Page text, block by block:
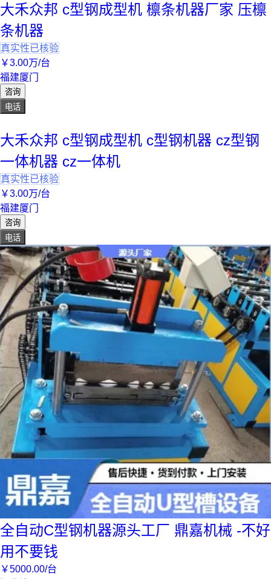
大禾众邦 c型钢成型机 檩条机器厂家 压檩
条机器
真实性已核验
￥3.00万/台
福建厦门
咨询
电话
大禾众邦 c型钢成型机 c型钢机器 cz型钢
一体机器 cz一体机
真实性已核验
￥3.00万/台
福建厦门
咨询
电话
全自动C型钢机器源头工厂 鼎嘉机械 -不好
用不要钱
￥5000.00/台